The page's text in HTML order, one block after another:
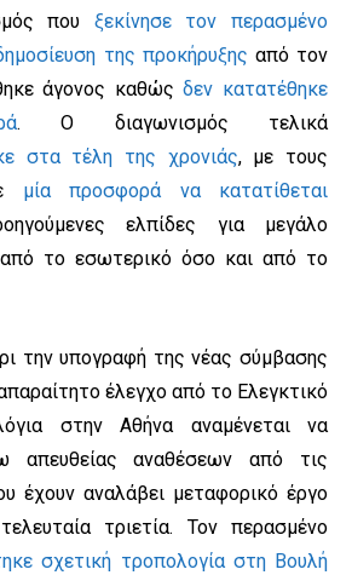
που ξεκίνησε τον περασμένο
της προκήρυξης από τον
άγονος καθώςδεν κατατέθηκε
. Ο διαγωνισμός τελικά
στα τέλη της χρονιάς, με τους
μία προσφορά να κατατίθεται
ελπίδες για μεγάλο
το εσωτερικό όσο και από το
την υπογραφή της νέας σύμβασης
έλεγχο από το Ελεγκτικό
στην Αθήνα αναμένεται να
απευθείας αναθέσεων από τις
έχουν αναλάβει μεταφορικό έργο
τριετία. Τον περασμένο
σχετική τροπολογία στη Βουλή